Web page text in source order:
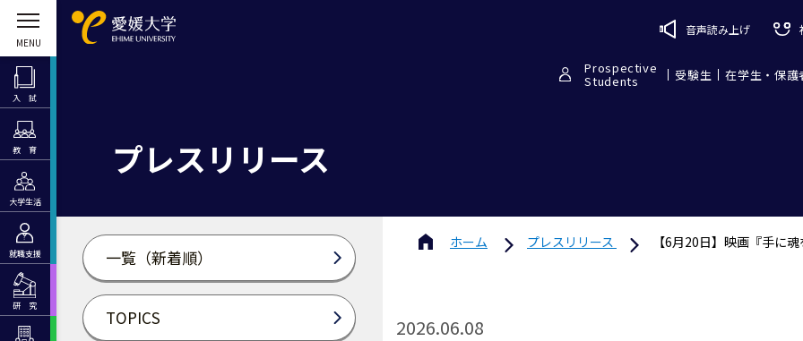
入 試
教 育
大学生活
就職支援
研 究
音声読み上げ
Prospective
Students 受験生 在学生・保護
プレスリリース
一覧（新着順）
TOPICS
ホーム プレスリリース 【6月20日】映画『手に
2026.06.08